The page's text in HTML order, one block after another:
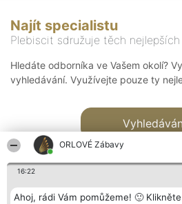
ORLOVÉ Zábavy
16:22
Ahoj, rádi Vám pomůžeme! 🙂
Najít specialistu
Plebiscit sdružuje těch
Hledáte odborníka ve Vašem okolí?
vyhledávání. Využívejte pouze ty